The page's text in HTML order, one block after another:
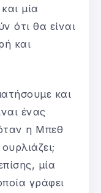
μία
ότι θα είναι
και
και
ένας
η Μπεθ
μία
γράφει